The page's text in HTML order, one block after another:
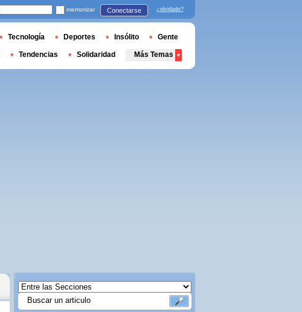
memorizar Conectarse ¿olvidado?
Tecnología Deportes Insólito Gente
Tendencias Solidaridad Más Temas